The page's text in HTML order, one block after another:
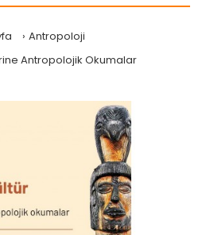
Antropoloji
Antropolojik Okumalar